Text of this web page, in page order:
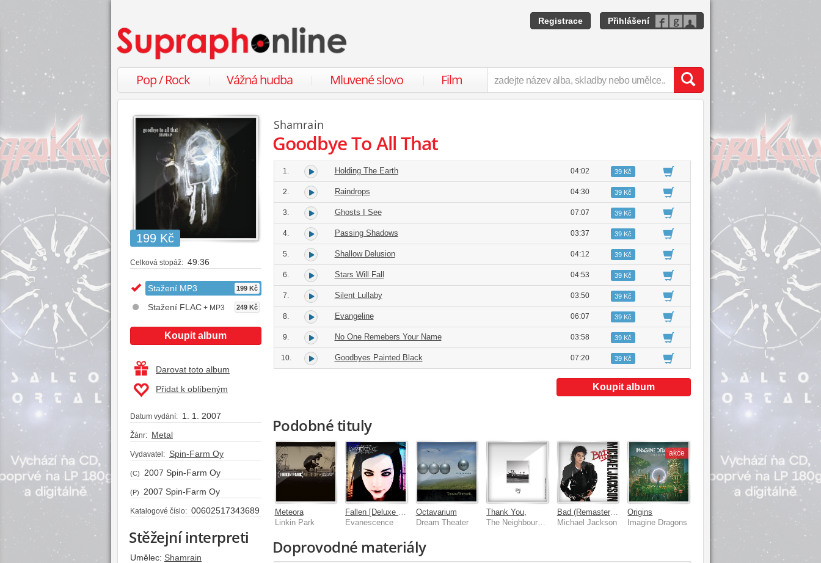
Registrace Přihlášení
Pop / Rock Vážná hudba Mluvené slovo Film
199 Kč
Celková stopáž: 49:36
Stažení MP3 199 Kč
Stažení FLAC + MP3 249 Kč
Koupit album
Darovat toto album
Přidat k oblíbeným
Datum vydání: 1. 1. 2007
Žánr: Metal
Vydavatel: Spin-Farm Oy
(C) 2007 Spin-Farm Oy
(P) 2007 Spin-Farm Oy
Katalogové číslo: 00602517343689
Stěžejní interpreti
Umělec: Shamrain
Shamrain
Goodbye To All That
1. Holding The Earth 04:02 39 Kč
2. Raindrops 04:30 39 Kč
3. Ghosts I See 07:07 39 Kč
4. Passing Shadows 03:37 39 Kč
5. Shallow Delusion 04:12 39 Kč
6. Stars Will Fall 04:53 39 Kč
7. Silent Lullaby 03:50 39 Kč
8. Evangeline 06:07 39 Kč
9. No One Remebers Your Name 03:58 39 Kč
10. Goodbyes Painted Black 07:20 39 Kč
Koupit album
Podobné tituly
Meteora
Linkin Park
Evanescence
Octavarium
Dream Theater
Thank You,
Bad (Remastered)
Michael Jackson
akce
Origins
Imagine Dragons
Doprovodné materiály